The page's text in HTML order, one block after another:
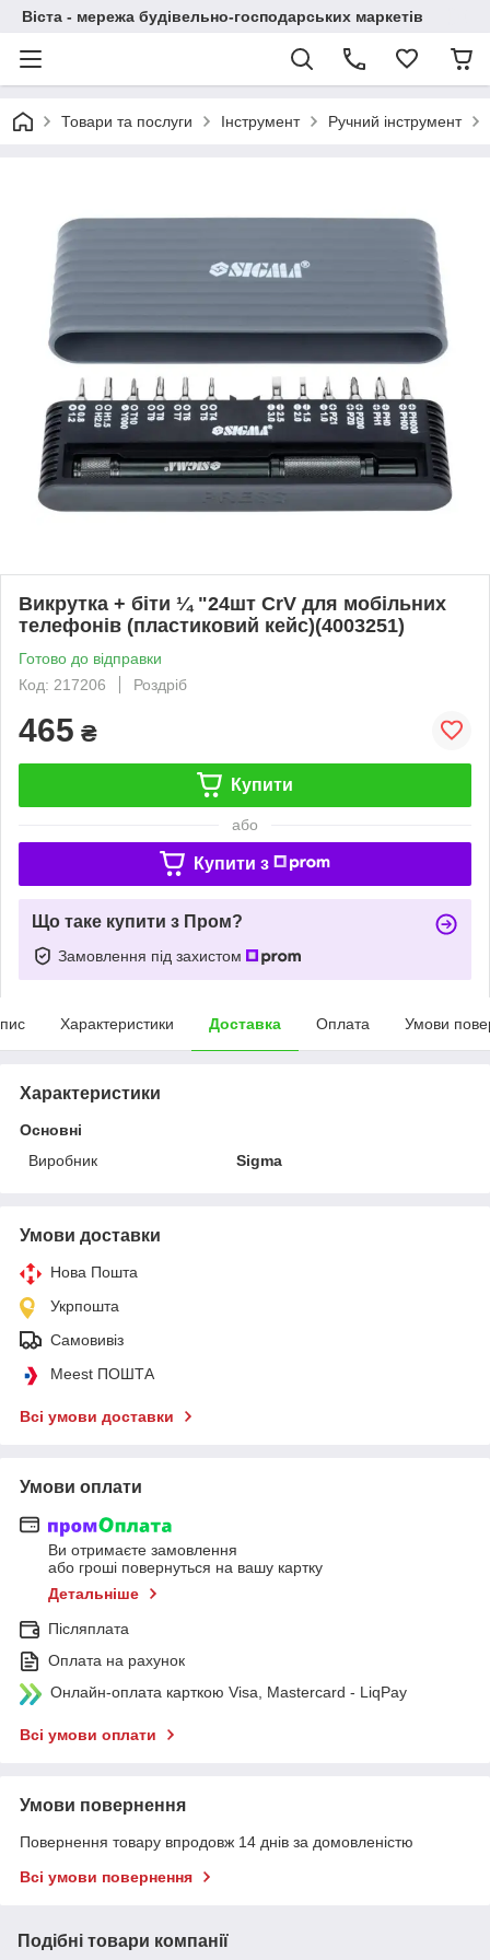
Віста - мережа будівельно-господарських маркетів
Товари та послуги Інструмент Ручний інструмент
Викрутка + біти ¼ "24шт CrV для мобільних
телефонів (пластиковий кейс)(4003251)
Готово до відправки
Код: 217206
Роздріб
465 ₴
Купити
або
Купити з
Що таке купити з Пром?
Замовлення під захистом
Характеристики Доставка Оплата Умови
Характеристики
Основні
Виробник
Sigma
Умови доставки
Нова Пошта
Укрпошта
Самовивіз
Meest ПОШТА
Всі умови доставки
Умови оплати
Ви отримаєте замовлення
або гроші повернуться на вашу картку
Детальніше
Післяплата
Оплата на рахунок
Онлайн-оплата карткою Visa, Mastercard - LiqPay
Всі умови оплати
Умови повернення
Повернення товару впродовж 14 днів за домовленістю
Всі умови повернення
Подібні товари компанії